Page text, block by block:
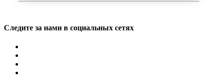
Следите за нами в социальных сетях